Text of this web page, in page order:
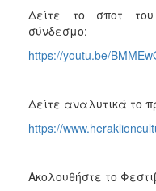
Δείτε το σποτ
σύνδεσμο:
https://youtu.be/
Δείτε αναλυτικά το
https://
Ακολουθήστε το